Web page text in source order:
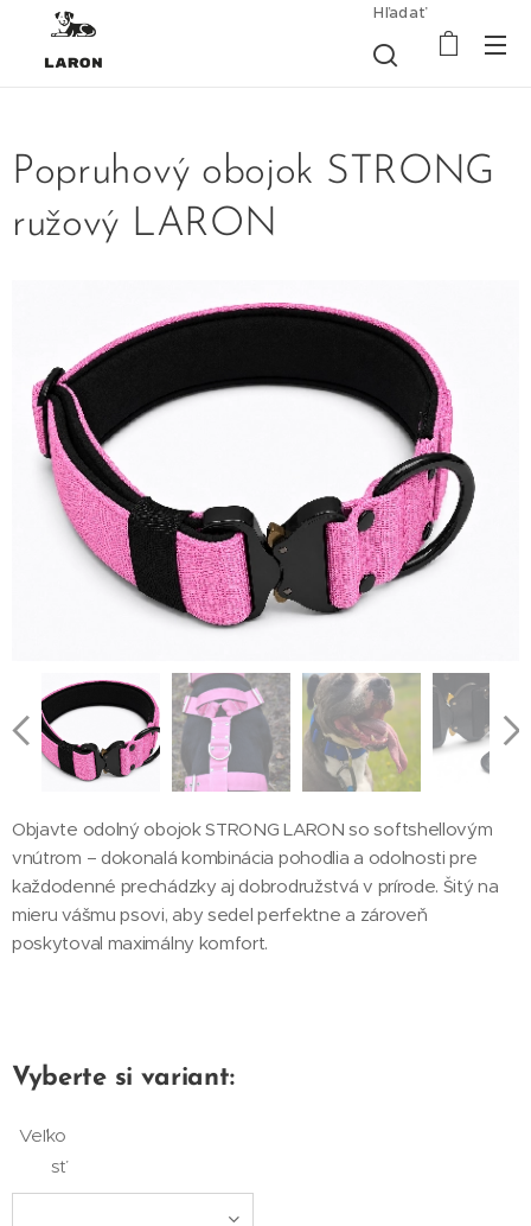
Hľadať
Popruhový obojok STRONG
ružový LARON
Objavte odolný obojok STRONG LARON so softshellovým
vnútrom – dokonalá kombinácia pohodlia a odolnosti pre
každodenné prechádzky aj dobrodružstvá v prírode. Šitý na
mieru vášmu psovi, aby sedel perfektne a zároveň
poskytoval maximálny komfort.
Vyberte si variant:
Veľko
sť